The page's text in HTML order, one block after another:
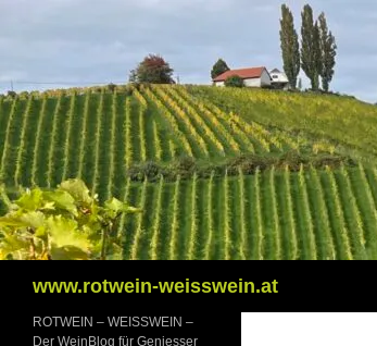
www.rotwein-weisswein.at
ROTWEIN – WEISSWEIN –
Der WeinBlog für Geniesser